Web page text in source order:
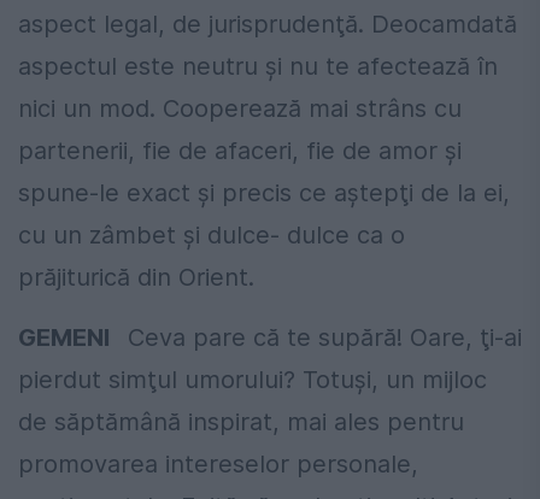
aspect legal, de jurisprudenţă. Deocamdată
aspectul este neutru şi nu te afectează în
nici un mod. Cooperează mai strâns cu
partenerii, fie de afaceri, fie de amor şi
spune-le exact şi precis ce aştepţi de la ei,
cu un zâmbet şi dulce- dulce ca o
prăjiturică din Orient.
GEMENI Ceva pare că te supără! Oare, ţi-ai
pierdut simţul umorului? Totuşi, un mijloc
de săptămână inspirat, mai ales pentru
promovarea intereselor personale,